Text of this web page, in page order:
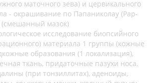
маточного зева) и цервикального
- окрашивание по Папаниколау (Рар-
(смешанный мазок)
исследование биопсийного
материала 1 группы (кожные
образования (1 локализация),
ткань, придаточные пазухи носа,
(при тонзиллитах), аденоиды,